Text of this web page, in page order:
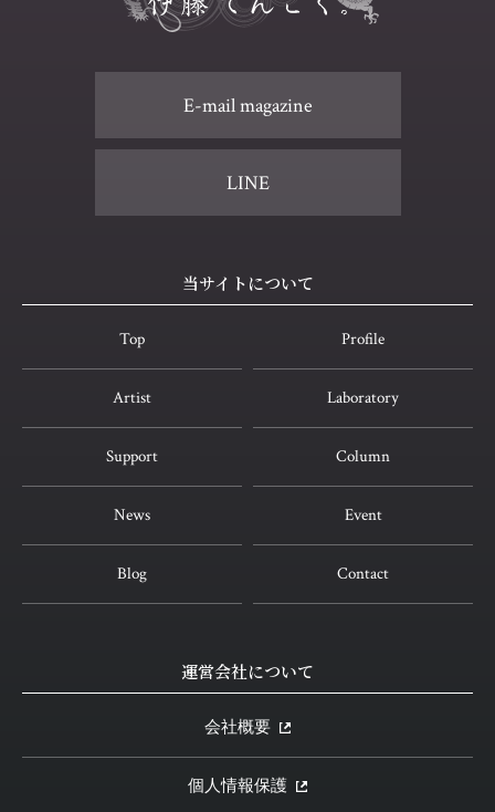
E-mail magazine
LINE
当サイトについて
Top Profile
Artist Laboratory
Support Column
News Event
Blog Contact
運営会社について
会社概要
個人情報保護